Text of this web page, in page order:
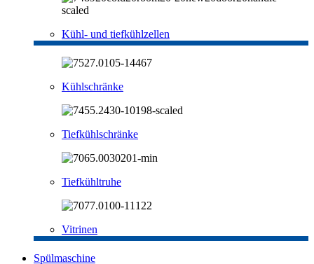
Kühl- und tiefkühlzellen
Kühlschränke
Tiefkühlschränke
Tiefkühltruhe
Vitrinen
Spülmaschine